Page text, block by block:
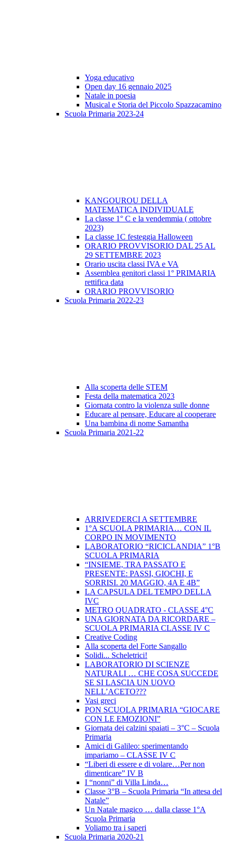
Yoga educativo
Open day 16 gennaio 2025
Natale in poesia
Musical e Storia del Piccolo Spazzacamino
Scuola Primaria 2023-24
KANGOUROU DELLA
MATEMATICA INDIVIDUALE
La classe 1° C e la vendemmia ( ottobre
2023)
La classe 1C festeggia Halloween
ORARIO PROVVISORIO DAL 25 AL
29 SETTEMBRE 2023
Orario uscita classi IVA e VA
Assemblea genitori classi 1° PRIMARIA
rettifica data
ORARIO PROVVISORIO
Scuola Primaria 2022-23
Alla scoperta delle STEM
Festa della matematica 2023
Giornata contro la violenza sulle donne
Educare al pensare, Educare al cooperare
Una bambina di nome Samantha
Scuola Primaria 2021-22
ARRIVEDERCI A SETTEMBRE
1°A SCUOLA PRIMARIA… CON IL
CORPO IN MOVIMENTO
LABORATORIO “RICICLANDIA” 1°B
SCUOLA PRIMARIA
“INSIEME, TRA PASSATO E
PRESENTE: PASSI, GIOCHI, E
SORRISI. 20 MAGGIO, 4A E 4B”
LA CAPSULA DEL TEMPO DELLA
IVC
METRO QUADRATO - CLASSE 4°C
UNA GIORNATA DA RICORDARE –
SCUOLA PRIMARIA CLASSE IV C
Creative Coding
Alla scoperta del Forte Sangallo
Solidi... Scheletrici!
LABORATORIO DI SCIENZE
NATURALI … CHE COSA SUCCEDE
SE SI LASCIA UN UOVO
NELL’ACETO???
Vasi greci
PON SCUOLA PRIMARIA “GIOCARE
CON LE EMOZIONI”
Giornata dei calzini spaiati – 3°C – Scuola
Primaria
Amici di Galileo: sperimentando
impariamo – CLASSE IV C
“Liberi di essere e di volare…Per non
dimenticare” IV B
I “nonni” di Villa Linda…
Classe 3°B – Scuola Primaria “In attesa del
Natale”
Un Natale magico … dalla classe 1°A
Scuola Primaria
Voliamo tra i saperi
Scuola Primaria 2020-21